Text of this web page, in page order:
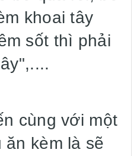
khoai tây
sốt thì phải
cùng với một
ăn kèm là sẽ